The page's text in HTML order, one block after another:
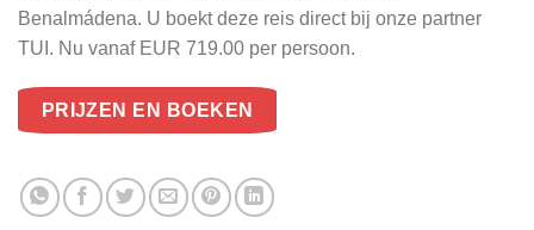
Benalmádena. U boekt deze reis direct bij onze partner
TUI. Nu vanaf EUR 719.00 per persoon.
PRIJZEN EN BOEKEN